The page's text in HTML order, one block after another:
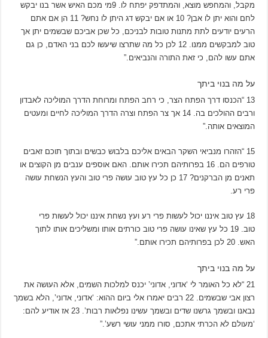
מקבל, והמחפש מוצא, והמתדפק יפתח לו.9מי מכם האיש אשר בנו יבקש
לחם והוא יתן לו אבן?10 או אם יבקש דג היתן לו נחש?11 הן אם אתם
הרעים יודעים לתת מתנות טובות לבניכם, כל שכן אביכם שבשמים יתן אך
טוב למבקשים ממנו.12 לכן כל מה שתרצו שיעשו לכם בני האדם, כן גם
אתם עשו להם, כי זאת התורה והנביאים.”
על מה בנוי ביתך
13 “הכנסו דרך הפתח הצר, כי רחב הפתח ומרוחת הדרך המוליכה לאבדון
ורבים ההולכים בה.14 אך צר הפתח וצרה הדרך המוליכה לחיים ומעטים
המוצאים אותה.”
15 “הזהרו מנביאי השקר הבאים אליכם בלבוש כבשים ובתוך תוכם זאבים
טורפים הם.16 בפרותיהם תכירו אותם. האם אוספים ענבים מן הקוצים או
תאנים מן הברקנים?17 כן כל עץ טוב עושה פרי טוב והעץ הנשחת עושה
פרי רע.
18 עץ טוב איננו יכול לעשות פרי רע ועץ נשחת איננו יכול לעשות פרי
טוב.19 כל עץ שאינו עושה פרי טוב כורתים אותו ומשליכים אותו לתוך
האש.20 לכן בפרותיהם תכירו אותם.”
על מה בנוי ביתך
21 “לא כל האומר לי ‘אדוני, אדוני’ יכנס למלכות השמים, אלא העושה את
רצון אבי שבשמים.22 רבים יאמרו אלי ביום ההוא: ‘אדוני, אדוני’, הלא בשמך
נבאנו ובשמך גרשנו שדים ובשמך עשינו נפלאות רבות’.23 אז אודיע להם:
‘מעולם לא הכרתי אתכם, סורו ממני עושי רשע’.”